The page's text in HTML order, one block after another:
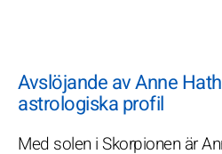
Avslöjande av Anne
astrologiska profil
Med solen i Skorpionen är